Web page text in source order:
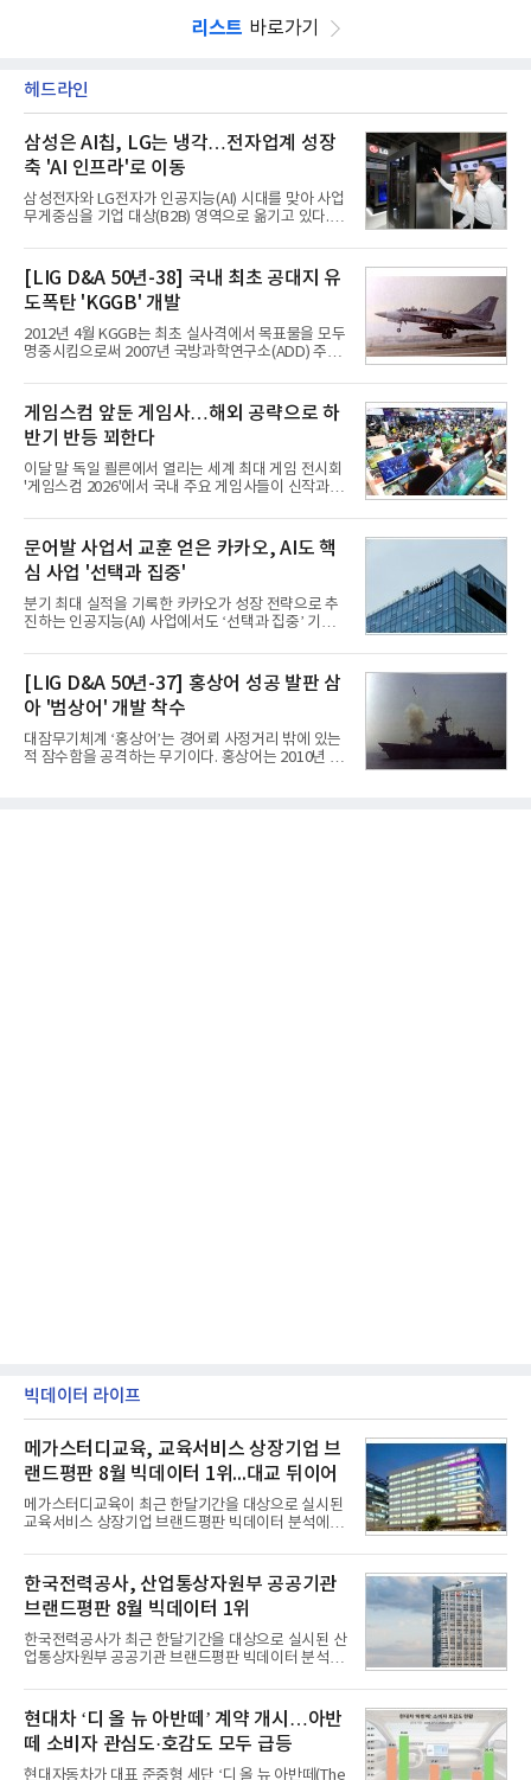
리스트 바로가기
헤드라인
삼성은 AI칩, LG는 냉각…전자업계 성장
축 'AI 인프라'로 이동
삼성전자와 LG전자가 인공지능(AI) 시대를 맞아 사업
무게중심을 기업 대상(B2B) 영역으로 옮기고 있다.
접어든 가운데 삼성전자는 AI 반도체를 중심으로 데
이터센터 생태계 공략을 강화하고 LG전자는 냉각솔
루션·전장·로봇 등 기업용 솔루션 사업 확대에 속도를
내고 있다.9일 업계에 따르면 LG전자는 2분기 생활가
전과 프리미엄 제품 경쟁력에 더해 B2B 사업 확대 효
과로 수익성을 방어한 반면 삼성전자는 디바이스경험
(DX) 부문의 TV·생활가전 수익성이 악화됐다. 대신 삼
사업 확대
[LIG D&A 50년-38] 국내 최초 공대지 유
도폭탄 'KGGB' 개발
2012년 4월 KGGB는 최초 실사격에서 목표물을 모두
명중시킴으로써 2007년 국방과학연구소(ADD) 주관
체로 참여했다. 체계개발에는 총 400여억 원의 개발
비와 62개월의 기간이 소요됐다. 한국형 GPS 유도폭
탄 KGGB(Korea GPS Guided Bomb)는 국내 최초
의 공대지 유도폭탄으로 2012년에 최종 전투용 적합
판정을 받았다.우리 공군이 운용하는 모든 전투기에
탑재할 수 있는 KGGB는 일반목적폭탄(General
Purpose Bomb)에 장착하여 운용토록 개발됐다.이
는 조종사가 휴대하는 명령통신장치(PDU, P
게임스컴 앞둔 게임사…해외 공략으로 하
반기 반등 꾀한다
이달 말 독일 쾰른에서 열리는 세계 최대 게임 전시회
'게임스컴 2026'에서 국내 주요 게임사들이 신작과 글
체별로 엇갈린 가운데 하반기 신작 흥행과 해외 시장
성과가 실적을 좌우할 핵심 변수로 떠오르고 있다.8일
업계에 따르면 올해 상반기 게임업계는 기업별 성적
표가 크게 갈렸다. 대표적으로 크래프톤은 'PUBG: 배
틀그라운드'의 안정적인 성장에 힘입어 상반기 연결
기준 매출 2조6616억원, 영업이익 9725억원으로 역
대 최대 실적을 기록했다. 엔씨도 올해 출시한 '아이온
동기 대
문어발 사업서 교훈 얻은 카카오, AI도 핵
심 사업 '선택과 집중'
분기 최대 실적을 기록한 카카오가 성장 전략으로 추
진하는 인공지능(AI) 사업에서도 ‘선택과 집중’ 기조
라 투자에 나서는 것과 달리, 카카오는 ‘카카오톡’이
라는 플랫폼 경쟁력을 활용한 AI 에이전트 서비스에
집중하는 전략이다. 과거 무리한 사업 확장 과정에서
겪었던 시행착오를 되풀이하지 않고 핵심 역량에 집
중하겠다는 취지로 풀이된다.7일 업계에 따르면 카카
오는 올해 2분기 연결 기준 매출 2조985억원, 영업이
익 2770억원을 기록했다. 전년 동기 대비 매출과 영업
[LIG D&A 50년-37] 홍상어 성공 발판 삼
아 '범상어' 개발 착수
대잠무기체계 ‘홍상어’는 경어뢰 사정거리 밖에 있는
적 잠수함을 공격하는 무기이다. 홍상어는 2010년 넥
빅데이터 라이프
메가스터디교육, 교육서비스 상장기업 브
랜드평판 8월 빅데이터 1위...대교 뒤이어
메가스터디교육이 최근 한달기간을 대상으로 실시된
교육서비스 상장기업 브랜드평판 빅데이터 분석에서
일 한국기업평판연구소(소장 구창환)는 국내 교육서
비스 상장기업 브랜드를 대상으로 지난 7월 7일부터
8월 7일까지 수집된 소비자 빅데이터 10,074,233건
을 분석한 결과, 메가스터디교육이 브랜드평판지수
1,710,926을 기록하며 8월 1위에 올랐다고 밝혔다.
분석에 활용된 빅데이터는 지난 7월(9,491,206건) 대
비 6.14% 증가한 수치로, 교육서비스 상장기업 브랜
디교육, 대교, 디지
한국전력공사, 산업통상자원부 공공기관
브랜드평판 8월 빅데이터 1위
한국전력공사가 최근 한달기간을 대상으로 실시된 산
업통상자원부 공공기관 브랜드평판 빅데이터 분석에
이 순으로 뒤를 이었다.7일 한국기업평판연구소(소장
구창환)는 산업통상자원부 공공기관 41개 브랜드를
대상으로 지난 7월 7일부터 8월 7일까지 수집된 소비
자 빅데이터 91,102,549건을 분석한 결과, 한국전력
공사가 브랜드평판지수 10,670,633을 기록하며 8월
현대차 ‘디 올 뉴 아반떼’ 계약 개시…아반
떼 소비자 관심도·호감도 모두 급등
현대자동차가 대표 준중형 세단 ‘디 올 뉴 아반떼(The